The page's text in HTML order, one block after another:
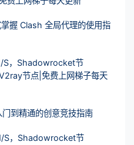
握 Clash 全局代理的使用指
S，Shadowrocket节
节点|免费上网梯子每天
到精通的创意竞技指南
S，Shadowrocket节